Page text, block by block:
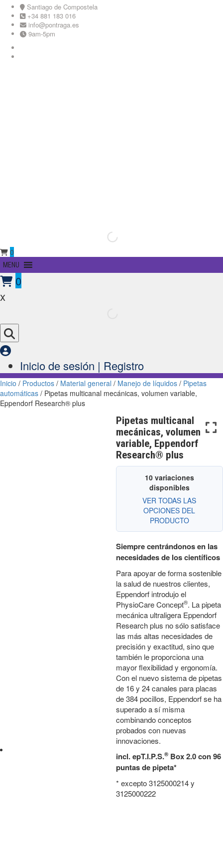
Skip
content
Santiago de Compostela
+34 881 183 016
info@pontraga.es
9am-5pm
0
Primary
Menu
MENU
0
x
Inicio de sesión | Registro
Inicio / Productos / Material general / Manejo de líquidos / Pipetas
automáticas / Pipetas multicanal mecánicas, volumen variable,
Eppendorf Research® plus
Pipetas multicanal
mecánicas, volumen
variable, Eppendorf
Research® plus
10 variaciones
disponibles
VER TODAS LAS
OPCIONES DEL
PRODUCTO
Siempre centrándonos en las
necesidades de los científicos
Para apoyar de forma sostenible
la salud de nuestros clientes,
Eppendorf introdujo el
PhysioCare Concept®. La pipeta
mecánica ultraligera Eppendorf
Research plus no sólo satisface
las más altas necesidades de
precisión y exactitud, sino que
también le proporciona una
mayor flexibilidad y ergonomía.
Con el nuevo sistema de pipetas
de 16 y 24 canales para placas
de 384 pocillos, Eppendorf se ha
superado a sí misma
combinando conceptos
probados con nuevas
innovaciones.
incl. epT.I.P.S.®Box 2.0 con 96
puntas de pipeta*
* excepto 3125000214 y
3125000222